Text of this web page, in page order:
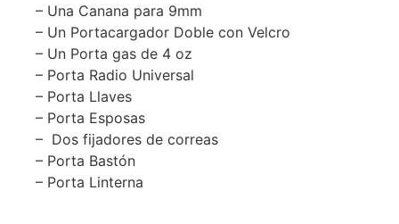
– Una Canana para 9mm
– Un Portacargador Doble con Velcro
– Un Porta gas de 4 oz
– Porta Radio Universal
– Porta Llaves
– Porta Esposas
– Dos fijadores de correas
– Porta Bastón
– Porta Linterna